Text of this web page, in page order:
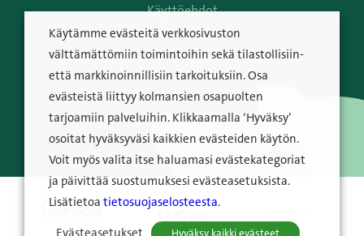
Käyttöehdot
Tietosuojakäytäntö
© Raisio Oyj 2026
Käytämme evästeitä verkkosivuston
välttämättömiin toimintoihin sekä tilastollisiin-
että markkinoinnillisiin tarkoituksiin. Osa
evästeistä liittyy kolmansien osapuolten
tarjoamiin palveluihin. Klikkaamalla ‘Hyväksy’
osoitat hyväksyväsi kaikkien evästeiden käytön.
Voit myös valita itse haluamasi evästekategoriat
ja päivittää suostumuksesi evästeasetuksista.
Lisätietoa tietosuojaselosteesta.
Hyväksy kaikki evästeet